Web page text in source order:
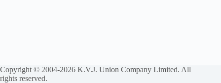
Copyright © 2004-2026 K.V.J. Union Company Limited. All
rights reserved.